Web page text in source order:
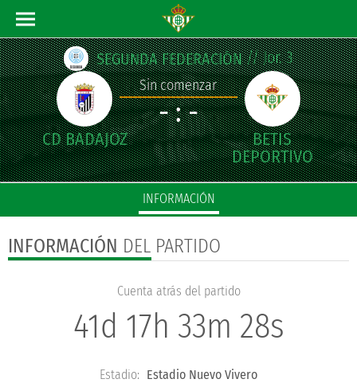
SEGUNDA FEDERACIÓN// Jor. 3
Sin comenzar
- : -
INFORMACIÓN
INFORMACIÓN DEL PARTIDO
Cuenta atrás del partido
41d 17h 33m 28s
Estadio: Estadio Nuevo Vivero